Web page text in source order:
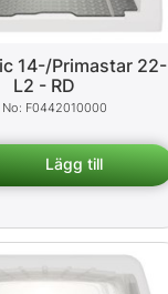
14-/Primastar 22-
L2 - RD
F0442010000